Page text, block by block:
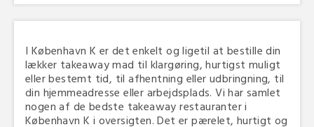
I København K er det enkelt og ligetil at bestille din
lækker takeaway mad til klargøring, hurtigst muligt
eller bestemt tid, til afhentning eller udbringning, til
din hjemmeadresse eller arbejdsplads. Vi har samlet
nogen af de bedste takeaway restauranter i
København K i oversigten. Det er pærelet, hurtigt og